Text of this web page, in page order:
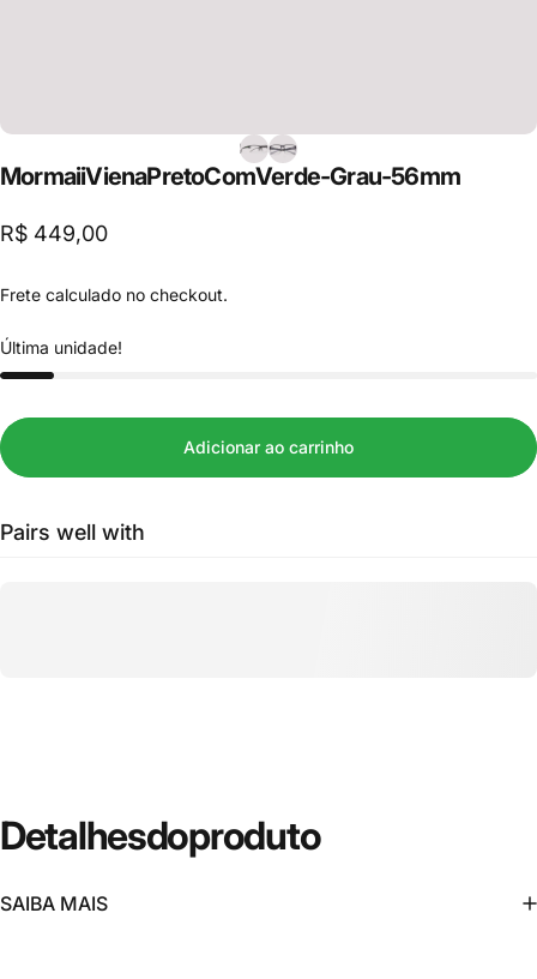
MormaiiVienaPretoComVerde-Grau-56mm
R$ 449,00
Frete calculado no checkout.
Última unidade!
Adicionar ao carrinho
Pairs well with
Detalhesdoproduto
SAIBA MAIS